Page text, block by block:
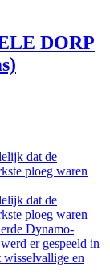
DORP
dat de
ploeg waren
dat de
ploeg waren
Dynamo-
er gespeeld in
wisselvallige en